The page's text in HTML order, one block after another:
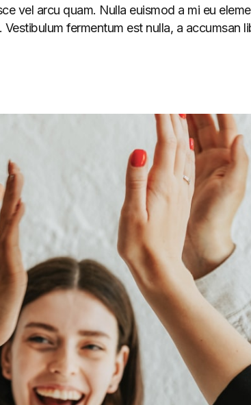
vel arcu quam. Nulla euismod a mi eu
fermentum est nulla, a accumsan